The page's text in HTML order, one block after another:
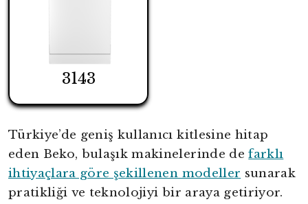
3143
Türkiye’de geniş kullanıcı kitlesine hitap
eden Beko, bulaşık makinelerinde defarklı
ihtiyaçlara göre şekillenen modeller sunarak
pratikliği ve teknolojiyi bir araya getiriyor.